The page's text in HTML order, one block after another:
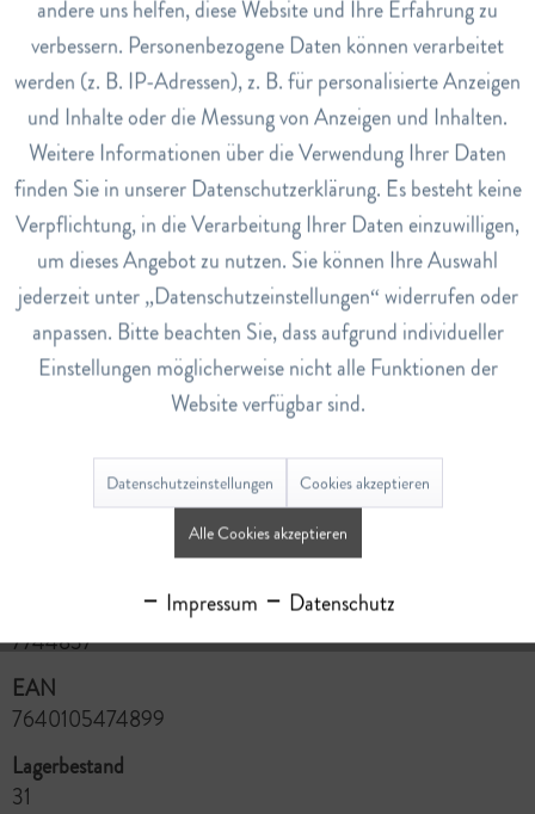
Anwendung
Vor Gebrauch gut schütteln. Gleichmässig auf alle
unbedeckten Hautstellen auftragen. Für das Gesicht
empfiehlt es sich, das Spray zuerst in die Handflächen zu
sprühen und dann vorsichtig auf das Gesicht aufzutragen,
dabei Augen und Mundpartie grosszügig aussparen. Den
Schutz alle 8 Stunden gegen Insekten und alle 4 Stunden
gegen Zecken erneuern.
Hinweise
Für alle Hauttypen, feuchtigkeitsspend, schützt ohne
aggressive Konservierungsstoffe, Textil- und
Kunststoffkompatibel, tropisch bewährt, der Wirkstoff
empfohlen, hervorragende Wirkung gegen Gelbfieber oder
Dengue-Mücke und asiatische Tigermücke. Darf nicht in
die Hände von Kindern gelangen. Kontakt mit Augen,
Schleimhäuten und offenen Wunden vermeiden.
7744837
EAN
7640105474899
Lagerbestand
31
Marketing Inaktiv
Tracking Inaktiv
Service Inaktiv
andere uns helfen, diese Website und Ihre Erfahrung zu
verbessern. Personenbezogene Daten können verarbeitet
werden (z. B. IP-Adressen), z. B. für personalisierte Anzeigen
und Inhalte oder die Messung von Anzeigen und Inhalten.
Weitere Informationen über die Verwendung Ihrer Daten
finden Sie in unserer Datenschutzerklärung. Es besteht keine
Verpflichtung, in die Verarbeitung Ihrer Daten einzuwilligen,
um dieses Angebot zu nutzen. Sie können Ihre Auswahl
jederzeit unter „Datenschutzeinstellungen“ widerrufen oder
anpassen. Bitte beachten Sie, dass aufgrund individueller
Einstellungen möglicherweise nicht alle Funktionen der
Website verfügbar sind.
Datenschutzeinstellungen Cookies akzeptieren
Alle Cookies akzeptieren
Impressum Datenschutz